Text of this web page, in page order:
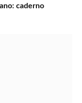
caderno